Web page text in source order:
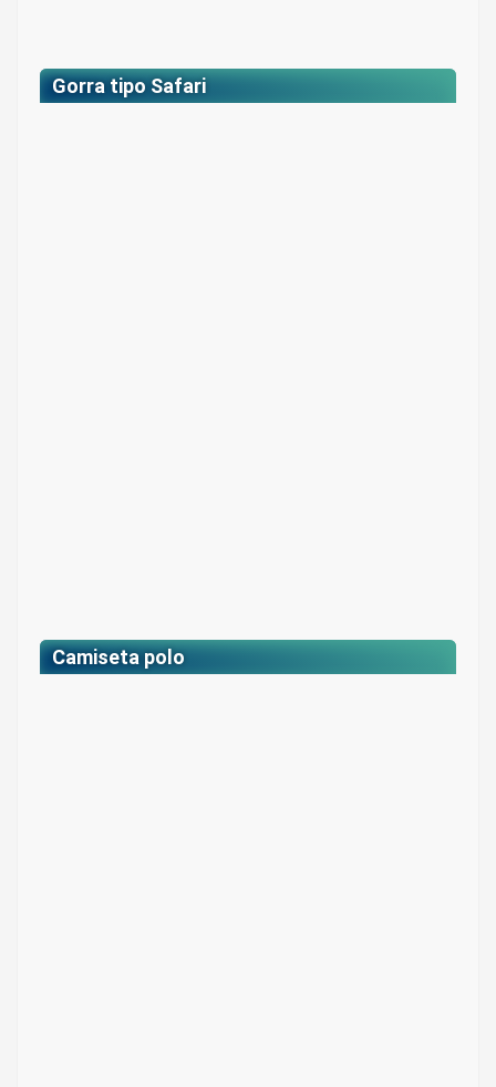
Gorra tipo Safari
Camisetapolo